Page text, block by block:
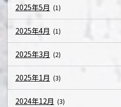
2025年5月 (1)
2025年4月 (1)
2025年3月 (2)
2025年1月 (3)
2024年12月 (3)